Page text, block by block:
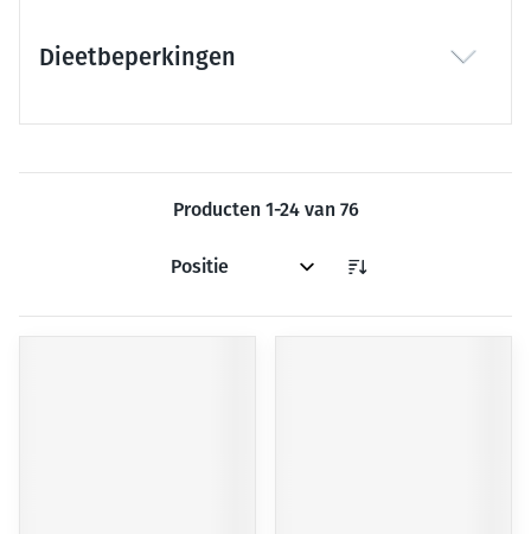
Dieetbeperkingen
Producten 1-24van 76
Sorteer op: